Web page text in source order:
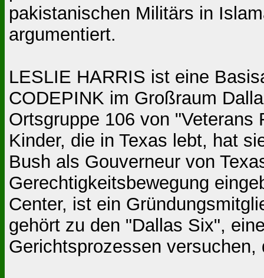
pakistanischen Militärs in
argumentiert.
LESLIE HARRIS ist eine
CODEPINK im Großraum
Ortsgruppe 106 von
Kinder, die in Texas lebt, hat
Bush als Gouverneur von
Gerechtigkeitsbewegung
Center, ist ein
gehört zu den "Dallas Six",
Gerichtsprozessen